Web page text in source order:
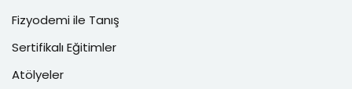
Fizyodemi ile Tanış
Sertifikalı Eğitimler
Atölyeler